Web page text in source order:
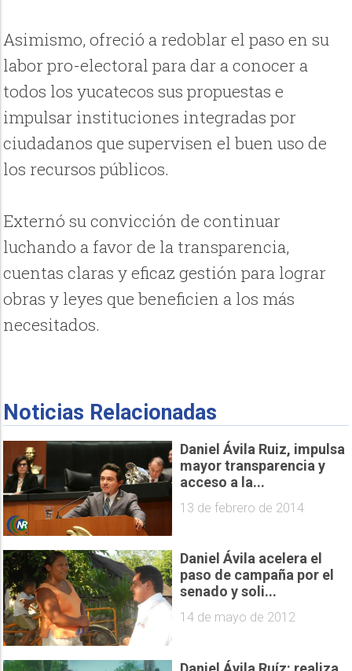
Asimismo, ofreció a redoblar el paso en su
labor pro-electoral para dar a conocer a
todos los yucatecos sus propuestas e
impulsar instituciones integradas por
ciudadanos que supervisen el buen uso de
los recursos públicos.
Externó su convicción de continuar
luchando a favor de la transparencia,
cuentas claras y eficaz gestión para lograr
obras y leyes que beneficien a los más
necesitados.
Noticias Relacionadas
Daniel Ávila Ruiz, impulsa
mayor transparencia y
acceso a la...
13 de febrero de 2014
Daniel Ávila acelera el
paso de campaña por el
senado y soli...
14 de mayo de 2012